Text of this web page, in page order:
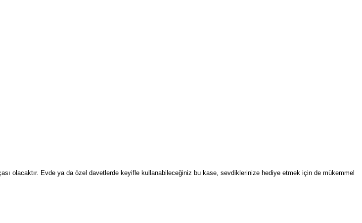
olacaktır. Evde ya da özel davetlerde keyifle kullanabileceğiniz bu kase, sevdiklerinize hediye etmek için de mükemmel